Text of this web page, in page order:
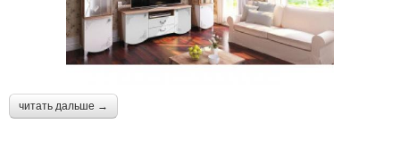
читать дальше →